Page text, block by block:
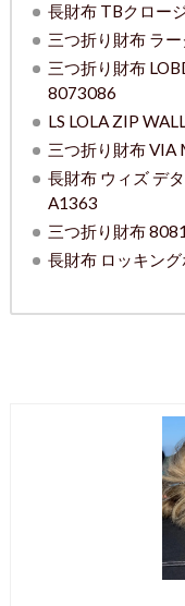
長財布 TBクロー
三つ折り財布 ラ
三つ折り財布
8073086
LS LOLA ZIP
三つ折り財布
長財布 ウィズ デ
A1363
三つ折り財布
長財布 ロッキン